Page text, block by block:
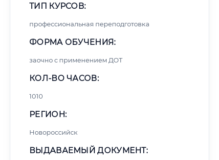
ТИП КУРСОВ:
профессиональная переподготовка
ФОРМА ОБУЧЕНИЯ:
заочно с применением ДОТ
КОЛ-ВО ЧАСОВ:
1010
РЕГИОН:
Новороссийск
ВЫДАВАЕМЫЙ ДОКУМЕНТ: